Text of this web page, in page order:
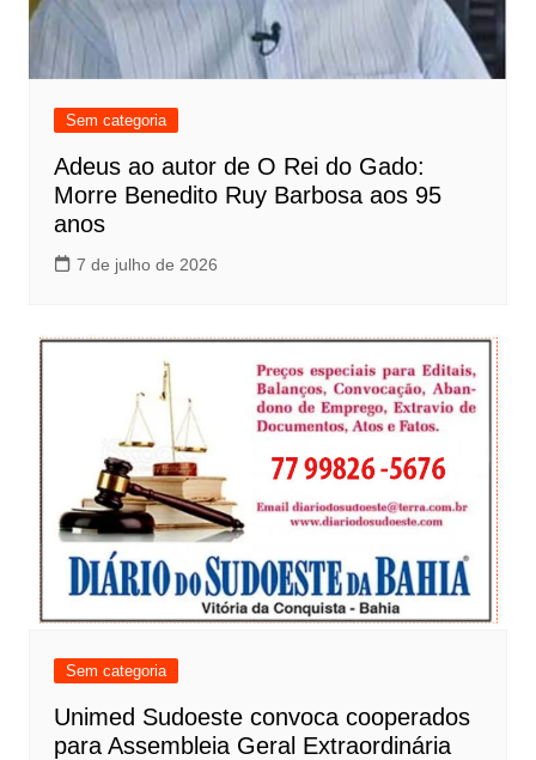
Sem categoria
Adeus ao autor de O Rei do Gado:
Morre Benedito Ruy Barbosa aos 95
anos
7 de julho de 2026
Sem categoria
Unimed Sudoeste convoca cooperados
para Assembleia Geral Extraordinária